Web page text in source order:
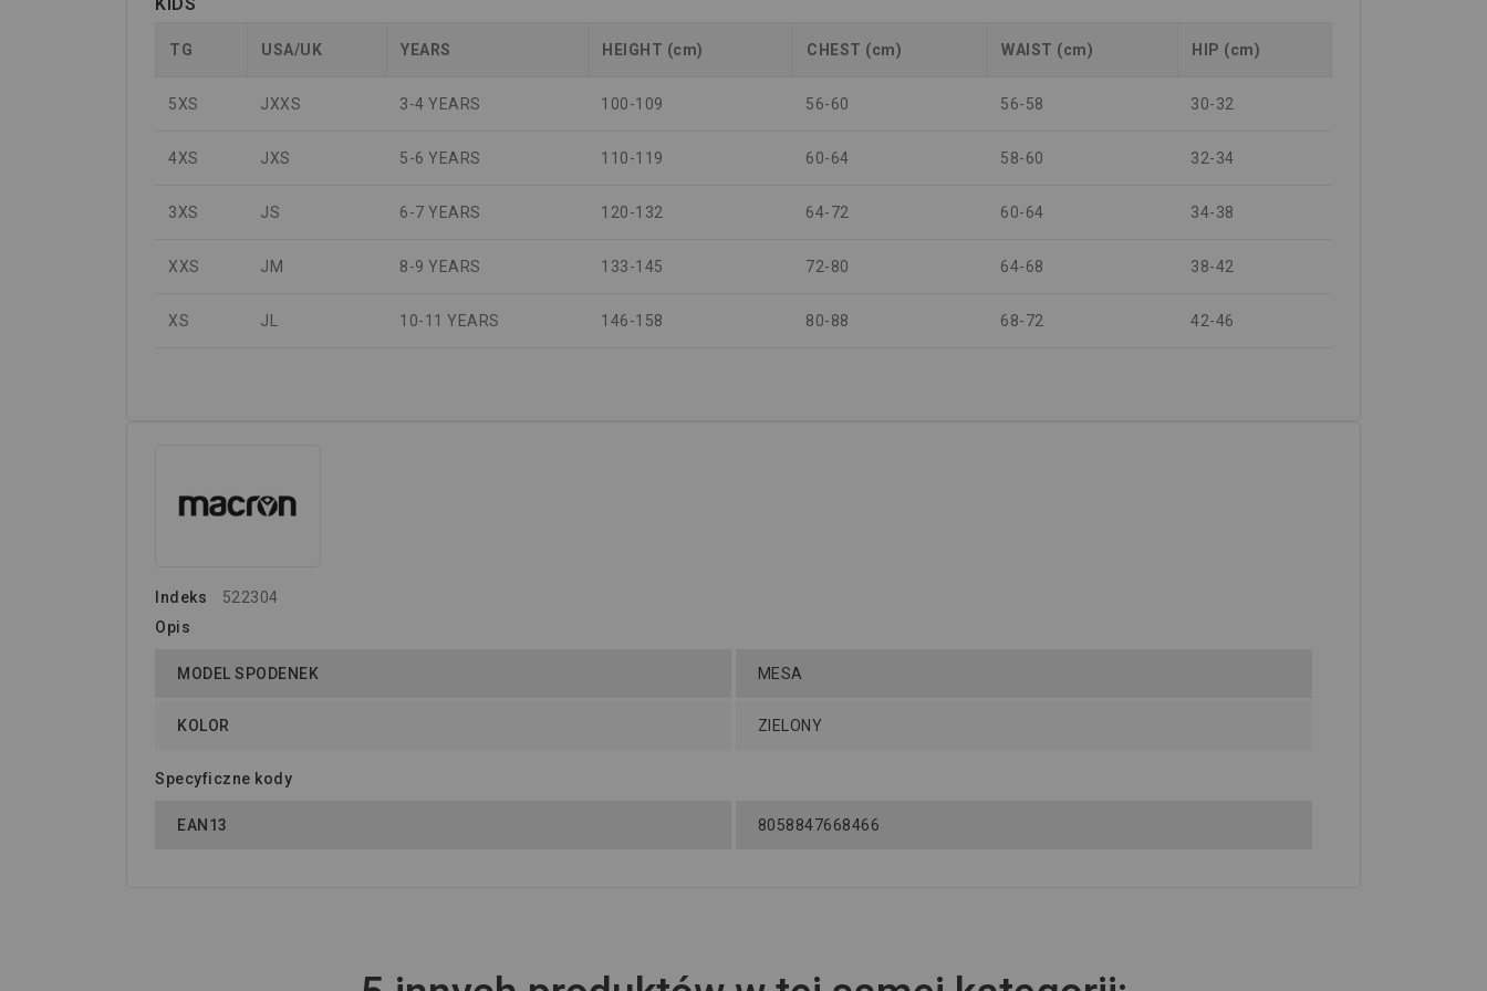
TG USA/UK YEARS HEIGHT (cm) CHEST (cm) WAIST (cm) HIP (cm)
5XS JXXS 3-4 YEARS 100-109 56-60 56-58 30-32
4XS JXS 5-6 YEARS 110-119 60-64 58-60 32-34
3XS JS 6-7 YEARS 120-132 64-72 60-64 34-38
XXS JM 8-9 YEARS 133-145 72-80 64-68 38-42
XS JL 10-11 YEARS 146-158 80-88 68-72 42-46
Indeks
522304
Opis
MODEL SPODENEK MESA
KOLOR ZIELONY
Specyficzne kody
EAN13 8058847668466